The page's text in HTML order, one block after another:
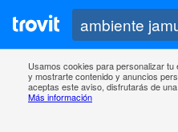
Usamos cookies para personalizar
y mostrarte contenido y anuncios
aceptas este aviso, disfrutarás de
Más información